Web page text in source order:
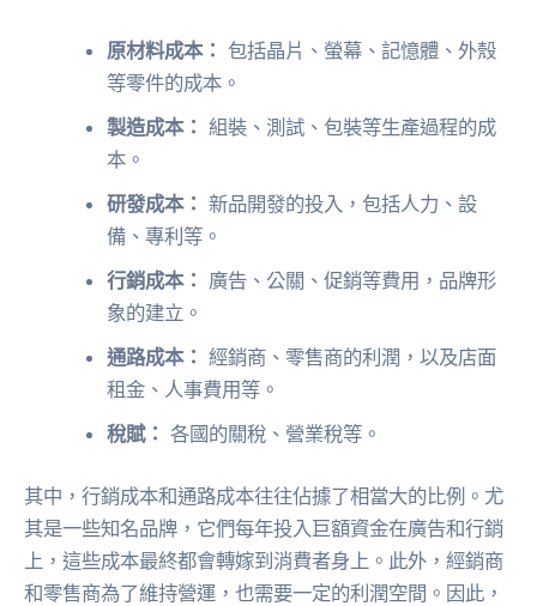
原材料成本： 包括晶片、螢幕、記憶體、外殼
等零件的成本。
製造成本： 組裝、測試、包裝等生產過程的成
本。
研發成本： 新品開發的投入，包括人力、設
備、專利等。
行銷成本： 廣告、公關、促銷等費用，品牌形
象的建立。
通路成本： 經銷商、零售商的利潤，以及店面
租金、人事費用等。
稅賦： 各國的關稅、營業稅等。
其中，行銷成本和通路成本往往佔據了相當大的比例。尤
其是一些知名品牌，它們每年投入巨額資金在廣告和行銷
上，這些成本最終都會轉嫁到消費者身上。此外，經銷商
和零售商為了維持營運，也需要一定的利潤空間。因此，